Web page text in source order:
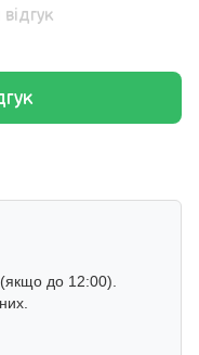
(якщо до 12:00).